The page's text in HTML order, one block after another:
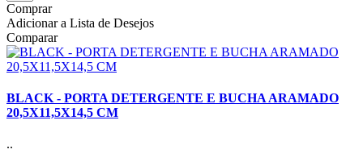
Comprar
Adicionar a Lista de Desejos
Comparar
BLACK - PORTA DETERGENTE E BUCHA ARAMADO
20,5X11,5X14,5 CM
..